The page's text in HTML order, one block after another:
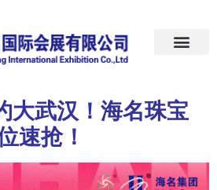
大武汉！海名珠宝
速抢！